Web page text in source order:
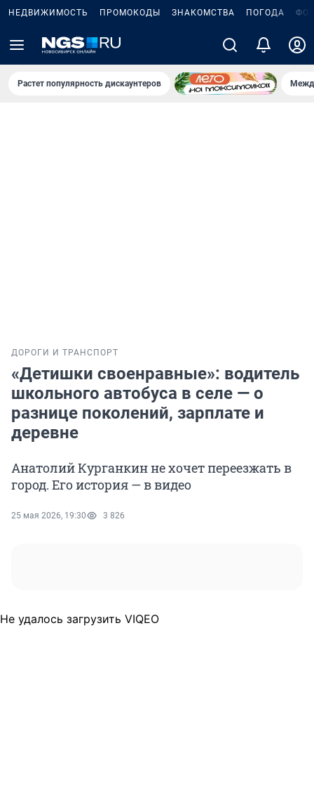
НЕДВИЖИМОСТЬ ПРОМОКОДЫ ЗНАКОМСТВА ПОГОДА
Растет популярность дискаунтеров
ДОРОГИ И ТРАНСПОРТ
«Детишки своенравные»: водитель
школьного автобуса в селе — о
разнице поколений, зарплате и
деревне
Анатолий Курганкин не хочет переезжать в
город. Его история — в видео
25 мая 2026, 19:30 3 826
Не удалось загрузить VIQEO